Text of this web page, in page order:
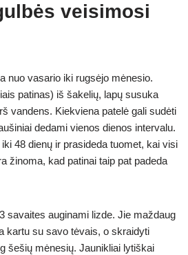
veisimosi
nuo vasario iki rugsėjo mėnesio.
patinas) iš šakelių, lapų susuka
vandens. Kiekviena patelė gali sudėti
dedami vienos dienos intervalu.
48 dienų ir prasideda tuomet, kai visi
žinoma, kad patinai taip pat padeda
savaites auginami lizde. Jie maždaug
kartu su savo tėvais, o skraidyti
šešių mėnesių. Jaunikliai lytiškai